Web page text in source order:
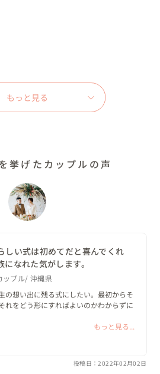
時間
ら
聞かれます
むきなところ
もっと見る
挙げたカップルの声
しい式は初めてだと喜んでくれ
なれた気がします。
ップル 沖縄県
の想い出に残る式にしたい。最初からそ
れをどう形にすればよいのかわからずに
きましたが、一通りの演出や金額の説明
もっと見る...
投稿日：2022年02月02日